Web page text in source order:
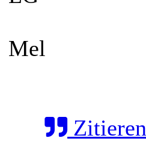
Mel
Zitieren